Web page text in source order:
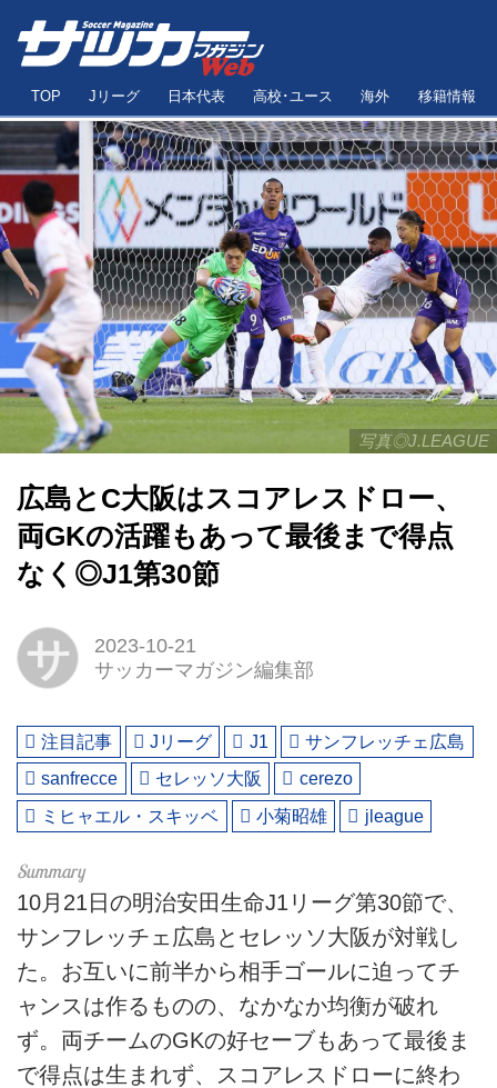
TOP Jリーグ 日本代表 高校･ユース 海外 移籍情報
写真◎J.LEAGUE
広島とC大阪はスコアレスドロー、
両GKの活躍もあって最後まで得点
なく◎J1第30節
サ
2023-10-21
サッカーマガジン編集部
注目記事 Jリーグ J1
サンフレッチェ広島
sanfrecce
セレッソ大阪
cerezo
ミヒャエル・スキッベ
小菊昭雄 jleague
10月21日の明治安田生命J1リーグ第30節で、
サンフレッチェ広島とセレッソ大阪が対戦し
た。お互いに前半から相手ゴールに迫ってチ
ャンスは作るものの、なかなか均衡が破れ
ず。両チームのGKの好セーブもあって最後ま
で得点は生まれず、スコアレスドローに終わ